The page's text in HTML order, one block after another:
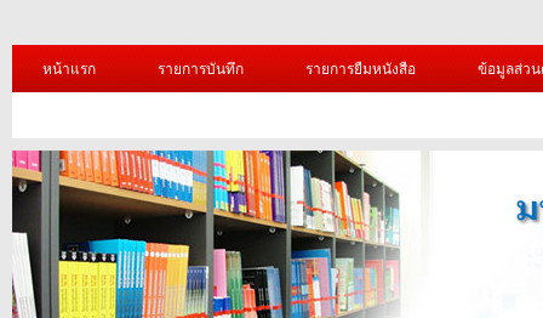
หน้าแรก รายการบันทึก รายการยืมหนังสือ ข้อมูลส่ว